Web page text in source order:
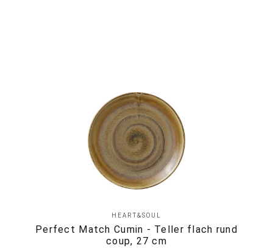
HEART&SOUL
Perfect Match Cumin - Teller flach rund
coup, 27 cm